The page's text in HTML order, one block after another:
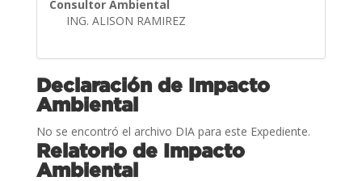
Consultor Ambiental
ING. ALISON RAMIREZ
Declaración de Impacto
Ambiental
No se encontró el archivo DIA para este Expediente.
Relatorio de Impacto
Ambiental